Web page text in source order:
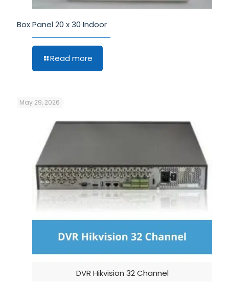
Box Panel 20 x 30 Indoor
Read more
DVR Hikvision 32 Channel
May 29, 2026